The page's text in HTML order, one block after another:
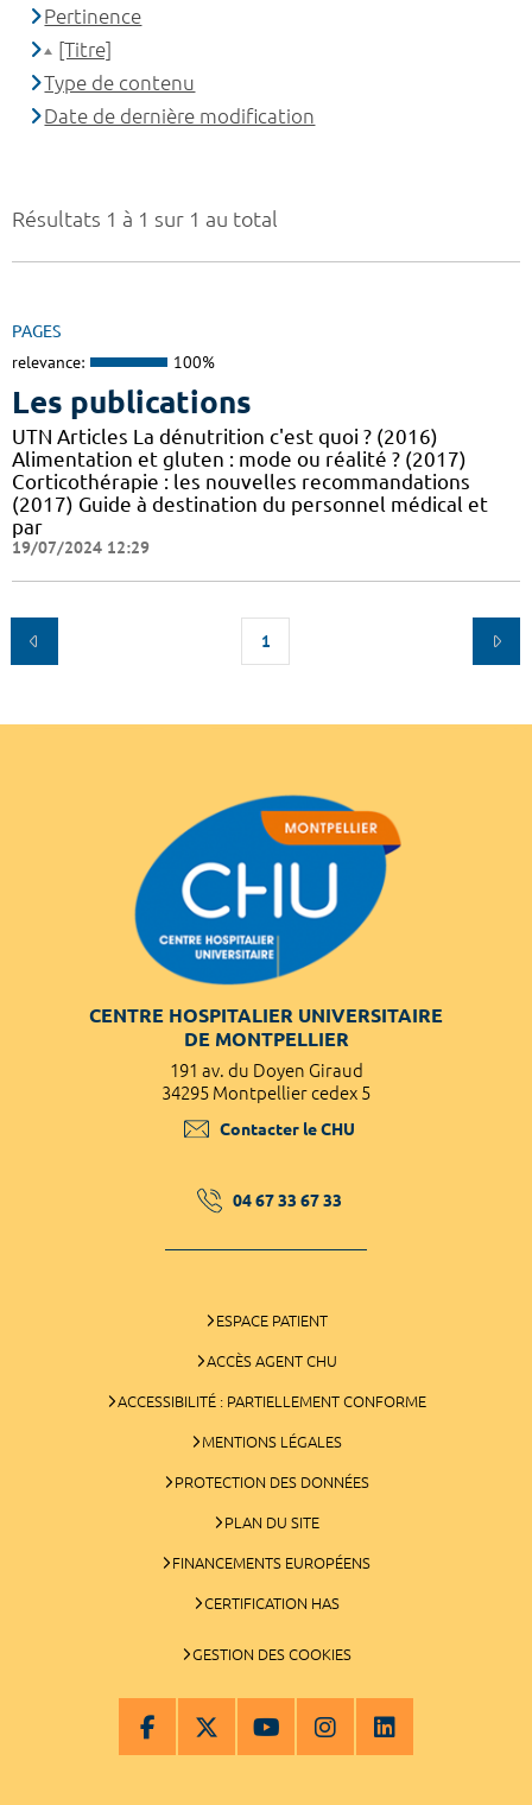
Résultats 1 à 1 sur 1 au total
PAGES
relevance: 100%
Les publications
UTN Articles La dénutrition c'est quoi ? (2016)
Alimentation et gluten : mode ou réalité ? (2017)
Corticothérapie : les nouvelles recommandations
(2017) Guide à destination du personnel médical et
par
19/07/2024 12:29
1
Pertinence
[Titre]
Type de contenu
Date de dernière modification
CENTRE HOSPITALIER UNIVERSITAIRE
DE MONTPELLIER
191 av. du Doyen Giraud
34295 Montpellier cedex 5
Contacter le CHU
04 67 33 67 33
ESPACE PATIENT
ACCÈS AGENT CHU
ACCESSIBILITÉ : PARTIELLEMENT CONFORME
MENTIONS LÉGALES
PROTECTION DES DONNÉES
PLAN DU SITE
FINANCEMENTS EUROPÉENS
CERTIFICATION HAS
GESTION DES COOKIES